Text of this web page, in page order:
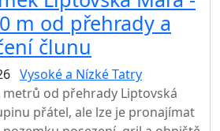
m od přehrady a
člunu
Vysoké a Nízké Tatry
od přehrady Liptovská
přátel, ale lze je pronajímat